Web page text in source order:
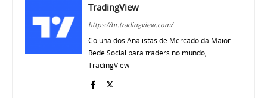
TradingView
https://br.tradingview.com/
Coluna dos Analistas de Mercado da Maior
Rede Social para traders no mundo,
TradingView